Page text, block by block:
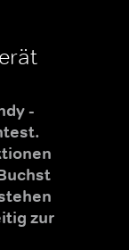
-
zur